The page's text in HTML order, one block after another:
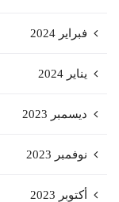
فبراير 2024
يناير 2024
ديسمبر 2023
نوفمبر 2023
أكتوبر 2023